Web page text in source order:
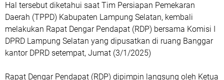
Hal tersebut diketahui saat Tim Persiapan Pemekaran
Daerah (TPPD) Kabupaten Lampung Selatan, kembali
melakukan Rapat Dengar Pendapat (RDP) bersama Komisi I
DPRD Lampung Selatan yang dipusatkan di ruang Banggar
kantor DPRD setempat, Jumat (3/1/2025)
Rapat Dengar Pendapat (RDP) dipimpin langsung oleh Ketua